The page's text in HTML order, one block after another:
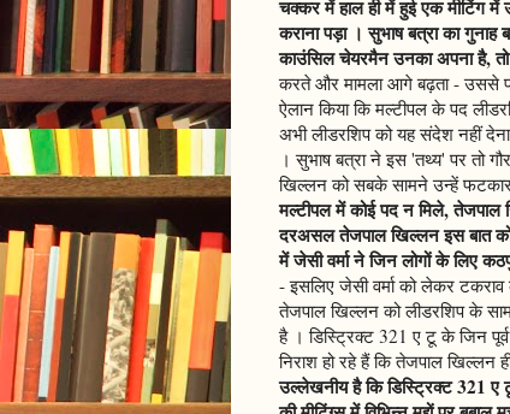
चक्कर में हाल ही में हुई एक मीटिंग में
कराना पड़ा । सुभाष बत्रा का
काउंसिल चेयरमैन उनका अपना है,
करते और मामला आगे बढ़ता - उससे
ऐलान किया कि मल्टीपल के पद
अभी लीडरशिप को यह संदेश नहीं
। सुभाष बत्रा ने इस 'तथ्य' पर तो
खिल्लन को सबके सामने उन्हें
मल्टीपल में कोई पद न मिले,
दरअसल तेजपाल खिल्लन इस बात
में जेसी वर्मा ने जिन लोगों के लिए
- इसलिए जेसी वर्मा को लेकर टकराव
तेजपाल खिल्लन को लीडरशिप के
है । डिस्ट्रिक्ट 321 ए टू के जिन
निराश हो रहे हैं कि तेजपाल
उल्लेखनीय है कि डिस्ट्रिक्ट 321 ए